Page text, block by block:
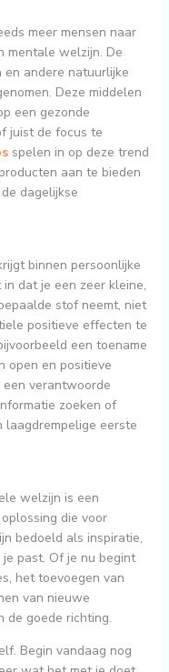
meer mensen naar
mentale welzijn. De
andere natuurlijke
Deze middelen
een gezonde
juist de focus te
spelen in op deze trend
aan te bieden
dagelijkse
binnen persoonlijke
dat je een zeer kleine,
stof neemt, niet
positieve effecten te
een toename
open en positieve
een verantwoorde
zoeken of
laagdrempelige eerste
welzijn is een
die voor
bedoeld als inspiratie,
past. Of je nu begint
het toevoegen van
van nieuwe
de goede richting.
Begin vandaag nog